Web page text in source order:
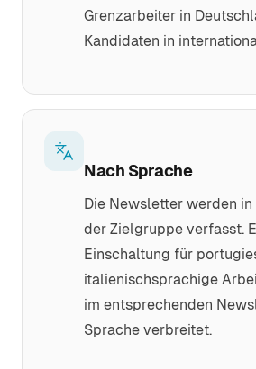
Grenzarbeiter in
Kandidaten in
Nach Sprache
Die Newsletter werden
der Zielgruppe verfasst.
Einschaltung für
italienischsprachige
im entsprechenden
Sprache verbreitet.